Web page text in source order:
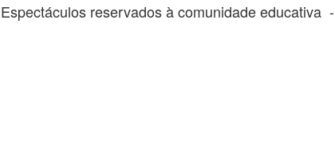
Espectáculos reservados à comunidade educativa